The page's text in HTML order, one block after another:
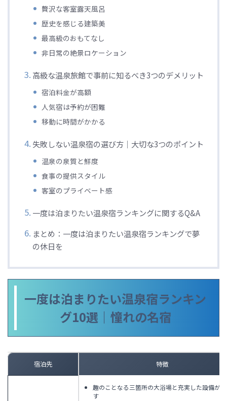
贅沢な客室露天風呂
歴史を感じる建築美
最高級のおもてなし
非日常の絶景ロケーション
高級な温泉旅館で事前に知るべき3つのデメリット
宿泊料金が高額
人気宿は予約が困難
移動に時間がかかる
失敗しない温泉宿の選び方｜大切な3つのポイント
温泉の泉質と鮮度
食事の提供スタイル
客室のプライベート感
一度は泊まりたい温泉宿ランキングに関するQ&A
まとめ：一度は泊まりたい温泉宿ランキングで夢
の休日を
一度は泊まりたい温泉宿ランキン
グ10選｜憧れの名宿
宿泊先 特徴
趣のことなる三箇所の大浴場と充実した設備が
す